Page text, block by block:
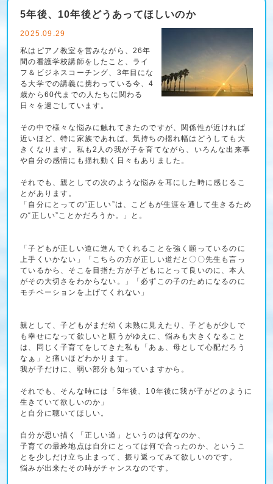
5年後、10年後どうあってほしいのか
2025.09.29
私はピアノ教室を営みながら、26年
間の看護学校講師をしたこと、ライ
フ＆ビジネスコーチング、3年目にな
る大学での講義に携わっている今、4
歳から60代までの人たちに関わる
日々を過ごしています。
その中で様々な悩みに触れてきたのですが、関係性が近ければ
近いほど、特に家族であれば、気持ちの揺れ幅はどうしても大
きくなります。私も2人の我が子を育てながら、いろんな出来事
や自分の感情にも揺れ動く日々もありました。
それでも、親としての次のような悩みを耳にした時に感じるこ
とがあります。
「自分にとっての“正しい”は、こどもが生涯を通して生きるため
の“正しい”ことかだろうか。」と。
「子どもが正しい道に進んでくれることを強く願っているのに
上手くいかない」「こちらの方が正しい道だと〇〇先生も言っ
ているから、そこを目指た方が子どもにとって良いのに、本人
がその大切さをわからない。」「必ずこの子のためになるのに
モチベーションを上げてくれない」
親として、子どもがまだ幼く未熟に見えたり、子どもが少しで
も幸せになって欲しいと願うがゆえに、悩みも大きくなること
は、同じく子育てをしてきた私も「あぁ、母として心配だろう
なぁ」と痛いほどわかります。
我が子だけに、弱い部分も知っていますから。
それでも、そんな時には「5年後、10年後に我が子がどのように
生きていて欲しいのか」
と自分に聴いてほしい。
自分が思い描く「正しい道」というのは何なのか、
子育ての最終地点は自分にとっては何で合ったのか、というこ
とを少しだけ立ち止まって、振り返ってみて欲しいのです。
悩みが出来たその時がチャンスなのです。